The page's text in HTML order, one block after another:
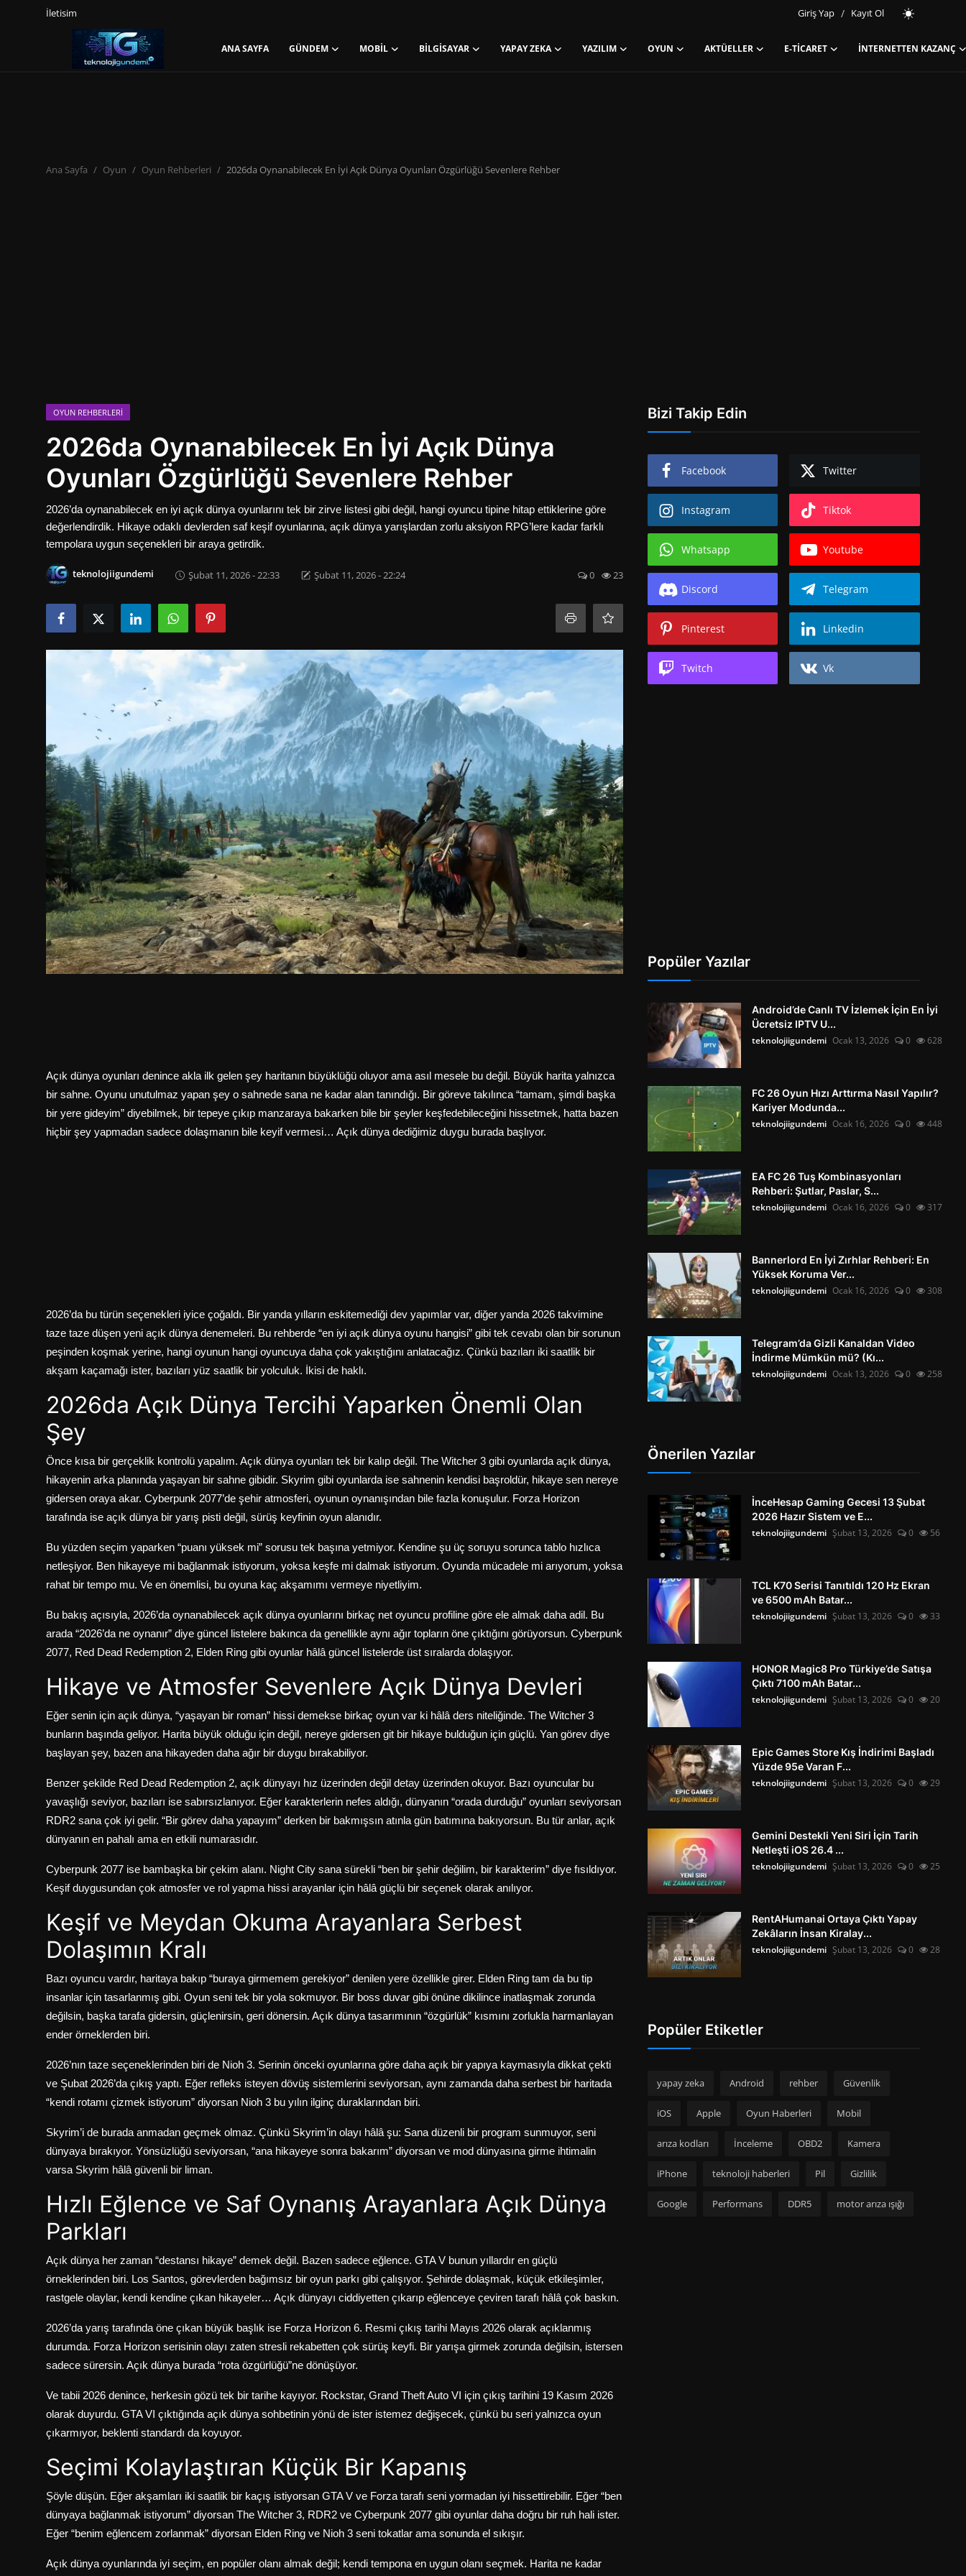
İletisim Giriş Yap / Kayıt Ol
ANA SAYFA GÜNDEM MOBIL BILGISAYAR YAPAY ZEKA YAZILIM OYUN AKTÜELLER E-TICARET İNTERNETTEN KAZANÇ
Aktüeller
E-Ticaret
İnternetten Kazanç
Otomotiv Teknolojileri
Ana Sayfa Oyun Oyun Rehberleri 2026da Oynanabilecek En İyi Açık Dünya Oyunları Özgürlüğü Sevenlere Rehber
OYUN REHBERLERI
2026da Oynanabilecek En İyi Açık Dünya
Oyunları Özgürlüğü Sevenlere Rehber
2026’da oynanabilecek en iyi açık dünya oyunlarını tek bir zirve listesi gibi değil, hangi oyuncu tipine hitap ettiklerine göre
değerlendirdik. Hikaye odaklı devlerden saf keşif oyunlarına, açık dünya yarışlardan zorlu aksiyon RPG’lere kadar farklı
tempolara uygun seçenekleri bir araya getirdik.
teknolojiigundemi Şubat 11, 2026 - 22:33 Şubat 11, 2026 - 22:24 0 23
Açık dünya oyunları denince akla ilk gelen şey haritanın büyüklüğü oluyor ama asıl mesele bu değil. Büyük harita yalnızca
bir sahne. Oyunu unutulmaz yapan şey o sahnede sana ne kadar alan tanındığı. Bir göreve takılınca “tamam, şimdi başka
bir yere gideyim” diyebilmek, bir tepeye çıkıp manzaraya bakarken bile bir şeyler keşfedebileceğini hissetmek, hatta bazen
hiçbir şey yapmadan sadece dolaşmanın bile keyif vermesi… Açık dünya dediğimiz duygu burada başlıyor.
2026’da bu türün seçenekleri iyice çoğaldı. Bir yanda yılların eskitemediği dev yapımlar var, diğer yanda 2026 takvimine
taze taze düşen yeni açık dünya denemeleri. Bu rehberde “en iyi açık dünya oyunu hangisi” gibi tek cevabı olan bir sorunun
peşinden koşmak yerine, hangi oyunun hangi oyuncuya daha çok yakıştığını anlatacağız. Çünkü bazıları iki saatlik bir
akşam kaçamağı ister, bazıları yüz saatlik bir yolculuk. İkisi de haklı.
2026da Açık Dünya Tercihi Yaparken Önemli Olan
Şey
Önce kısa bir gerçeklik kontrolü yapalım. Açık dünya oyunları tek bir kalıp değil. The Witcher 3 gibi oyunlarda açık dünya,
hikayenin arka planında yaşayan bir sahne gibidir. Skyrim gibi oyunlarda ise sahnenin kendisi başroldür, hikaye sen nereye
gidersen oraya akar. Cyberpunk 2077’de şehir atmosferi, oyunun oynanışından bile fazla konuşulur. Forza Horizon
tarafında ise açık dünya bir yarış pisti değil, sürüş keyfinin oyun alanıdır.
Bu yüzden seçim yaparken “puanı yüksek mi” sorusu tek başına yetmiyor. Kendine şu üç soruyu sorunca tablo hızlıca
netleşiyor. Ben hikayeye mi bağlanmak istiyorum, yoksa keşfe mi dalmak istiyorum. Oyunda mücadele mi arıyorum, yoksa
rahat bir tempo mu. Ve en önemlisi, bu oyuna kaç akşamımı vermeye niyetliyim.
Bu bakış açısıyla, 2026’da oynanabilecek açık dünya oyunlarını birkaç net oyuncu profiline göre ele almak daha adil. Bu
arada “2026’da ne oynanır” diye güncel listelere bakınca da genellikle aynı ağır topların öne çıktığını görüyorsun. Cyberpunk
2077, Red Dead Redemption 2, Elden Ring gibi oyunlar hâlâ güncel listelerde üst sıralarda dolaşıyor.
Hikaye ve Atmosfer Sevenlere Açık Dünya Devleri
Eğer senin için açık dünya, “yaşayan bir roman” hissi demekse birkaç oyun var ki hâlâ ders niteliğinde. The Witcher 3
bunların başında geliyor. Harita büyük olduğu için değil, nereye gidersen git bir hikaye bulduğun için güçlü. Yan görev diye
başlayan şey, bazen ana hikayeden daha ağır bir duygu bırakabiliyor.
Benzer şekilde Red Dead Redemption 2, açık dünyayı hız üzerinden değil detay üzerinden okuyor. Bazı oyuncular bu
yavaşlığı seviyor, bazıları ise sabırsızlanıyor. Eğer karakterlerin nefes aldığı, dünyanın “orada durduğu” oyunları seviyorsan
RDR2 sana çok iyi gelir. “Bir görev daha yapayım” derken bir bakmışsın atınla gün batımına bakıyorsun. Bu tür anlar, açık
dünyanın en pahalı ama en etkili numarasıdır.
Cyberpunk 2077 ise bambaşka bir çekim alanı. Night City sana sürekli “ben bir şehir değilim, bir karakterim” diye fısıldıyor.
Keşif duygusundan çok atmosfer ve rol yapma hissi arayanlar için hâlâ güçlü bir seçenek olarak anılıyor.
Keşif ve Meydan Okuma Arayanlara Serbest
Dolaşımın Kralı
Bazı oyuncu vardır, haritaya bakıp “buraya girmemem gerekiyor” denilen yere özellikle girer. Elden Ring tam da bu tip
insanlar için tasarlanmış gibi. Oyun seni tek bir yola sokmuyor. Bir boss duvar gibi önüne dikilince inatlaşmak zorunda
değilsin, başka tarafa gidersin, güçlenirsin, geri dönersin. Açık dünya tasarımının “özgürlük” kısmını zorlukla harmanlayan
ender örneklerden biri.
2026’nın taze seçeneklerinden biri de Nioh 3. Serinin önceki oyunlarına göre daha açık bir yapıya kaymasıyla dikkat çekti
ve Şubat 2026’da çıkış yaptı. Eğer refleks isteyen dövüş sistemlerini seviyorsan, aynı zamanda daha serbest bir haritada
“kendi rotamı çizmek istiyorum” diyorsan Nioh 3 bu yılın ilginç duraklarından biri.
Skyrim’i de burada anmadan geçmek olmaz. Çünkü Skyrim’in olayı hâlâ şu: Sana düzenli bir program sunmuyor, seni
dünyaya bırakıyor. Yönsüzlüğü seviyorsan, “ana hikayeye sonra bakarım” diyorsan ve mod dünyasına girme ihtimalin
varsa Skyrim hâlâ güvenli bir liman.
Hızlı Eğlence ve Saf Oynanış Arayanlara Açık Dünya
Parkları
Açık dünya her zaman “destansı hikaye” demek değil. Bazen sadece eğlence. GTA V bunun yıllardır en güçlü
örneklerinden biri. Los Santos, görevlerden bağımsız bir oyun parkı gibi çalışıyor. Şehirde dolaşmak, küçük etkileşimler,
rastgele olaylar, kendi kendine çıkan hikayeler… Açık dünyayı ciddiyetten çıkarıp eğlenceye çeviren tarafı hâlâ çok baskın.
2026’da yarış tarafında öne çıkan büyük başlık ise Forza Horizon 6. Resmi çıkış tarihi Mayıs 2026 olarak açıklanmış
durumda. Forza Horizon serisinin olayı zaten stresli rekabetten çok sürüş keyfi. Bir yarışa girmek zorunda değilsin, istersen
sadece sürersin. Açık dünya burada “rota özgürlüğü”ne dönüşüyor.
Ve tabii 2026 denince, herkesin gözü tek bir tarihe kayıyor. Rockstar, Grand Theft Auto VI için çıkış tarihini 19 Kasım 2026
olarak duyurdu. GTA VI çıktığında açık dünya sohbetinin yönü de ister istemez değişecek, çünkü bu seri yalnızca oyun
çıkarmıyor, beklenti standardı da koyuyor.
Seçimi Kolaylaştıran Küçük Bir Kapanış
Şöyle düşün. Eğer akşamları iki saatlik bir kaçış istiyorsan GTA V ve Forza tarafı seni yormadan iyi hissettirebilir. Eğer “ben
dünyaya bağlanmak istiyorum” diyorsan The Witcher 3, RDR2 ve Cyberpunk 2077 gibi oyunlar daha doğru bir ruh hali ister.
Eğer “benim eğlencem zorlanmak” diyorsan Elden Ring ve Nioh 3 seni tokatlar ama sonunda el sıkışır.
Açık dünya oyunlarında iyi seçim, en popüler olanı almak değil; kendi tempona en uygun olanı seçmek. Harita ne kadar
Bizi Takip Edin
Facebook Twitter
Instagram Tiktok
Whatsapp Youtube
Discord Telegram
Pinterest Linkedin
Twitch Vk
Popüler Yazılar
Android’de Canlı TV İzlemek İçin En İyi
Ücretsiz IPTV U...
teknolojiigundemi Ocak 13, 2026 0 628
FC 26 Oyun Hızı Arttırma Nasıl Yapılır?
Kariyer Modunda...
teknolojiigundemi Ocak 16, 2026 0 448
EA FC 26 Tuş Kombinasyonları
Rehberi: Şutlar, Paslar, S...
teknolojiigundemi Ocak 16, 2026 0 317
Bannerlord En İyi Zırhlar Rehberi: En
Yüksek Koruma Ver...
teknolojiigundemi Ocak 16, 2026 0 308
Telegram’da Gizli Kanaldan Video
İndirme Mümkün mü? (Kı...
teknolojiigundemi Ocak 13, 2026 0 258
Önerilen Yazılar
İnceHesap Gaming Gecesi 13 Şubat
2026 Hazır Sistem ve E...
teknolojiigundemi Şubat 13, 2026 0 56
TCL K70 Serisi Tanıtıldı 120 Hz Ekran
ve 6500 mAh Batar...
teknolojiigundemi Şubat 13, 2026 0 33
HONOR Magic8 Pro Türkiye’de Satışa
Çıktı 7100 mAh Batar...
teknolojiigundemi Şubat 13, 2026 0 20
Epic Games Store Kış İndirimi Başladı
Yüzde 95e Varan F...
teknolojiigundemi Şubat 13, 2026 0 29
Gemini Destekli Yeni Siri İçin Tarih
Netleşti iOS 26.4 ...
teknolojiigundemi Şubat 13, 2026 0 25
RentAHumanai Ortaya Çıktı Yapay
Zekâların İnsan Kiralay...
teknolojiigundemi Şubat 13, 2026 0 28
Popüler Etiketler
yapay zeka Android rehber Güvenlik
iOS Apple Oyun Haberleri Mobil
arıza kodları İnceleme OBD2 Kamera
iPhone teknoloji haberleri Pil Gizlilik
Google Performans DDR5 motor arıza ışığı